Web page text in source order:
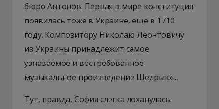
бюро Антонов. Первая в мире конституция
появилась тоже в Украине, еще в 1710
году. Композитору Николаю Леонтовичу
из Украины принадлежит самое
узнаваемое и востребованное
музыкальное произведение Щедрык»…
Тут, правда, София слегка лоханулась.